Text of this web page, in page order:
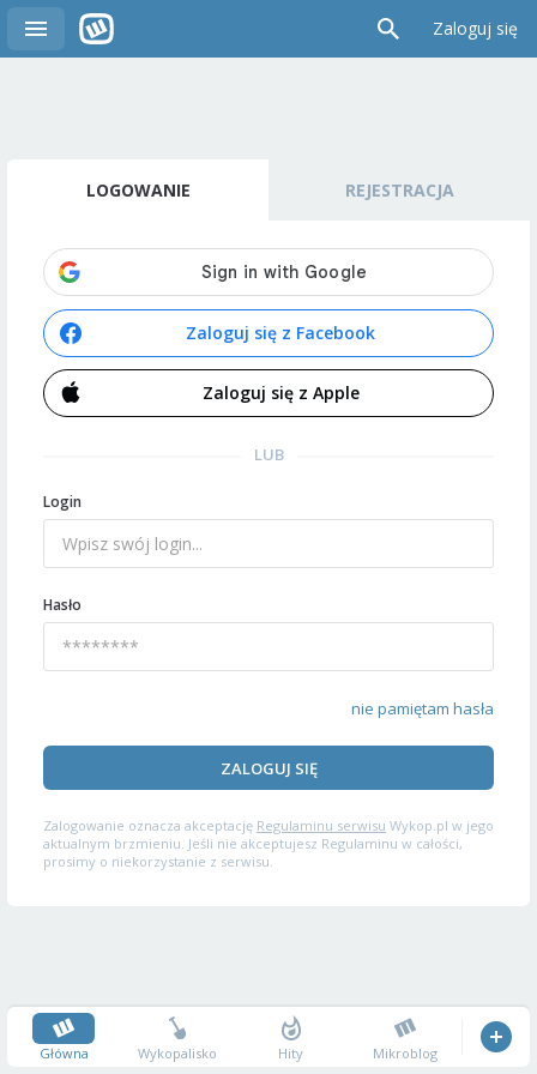
Zaloguj się
LOGOWANIE REJESTRACJA
Zaloguj się z Facebook
Zaloguj się z Apple
LUB
Login
Hasło
nie pamiętam hasła
ZALOGUJ SIĘ
Zalogowanie oznacza akceptację Regulaminu serwisu Wykop.pl w jego
aktualnym brzmieniu. Jeśli nie akceptujesz Regulaminu w całości,
prosimy o niekorzystanie z serwisu.
Główna Wykopalisko Hity Mikroblog